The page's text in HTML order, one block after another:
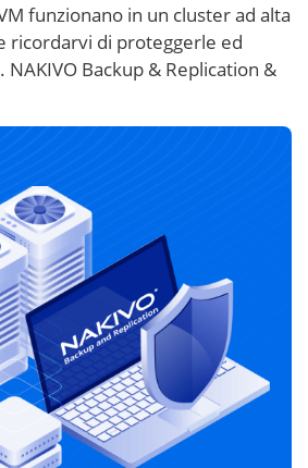
funzionano in un cluster ad alta
ricordarvi di proteggerle ed
Backup & Replication &